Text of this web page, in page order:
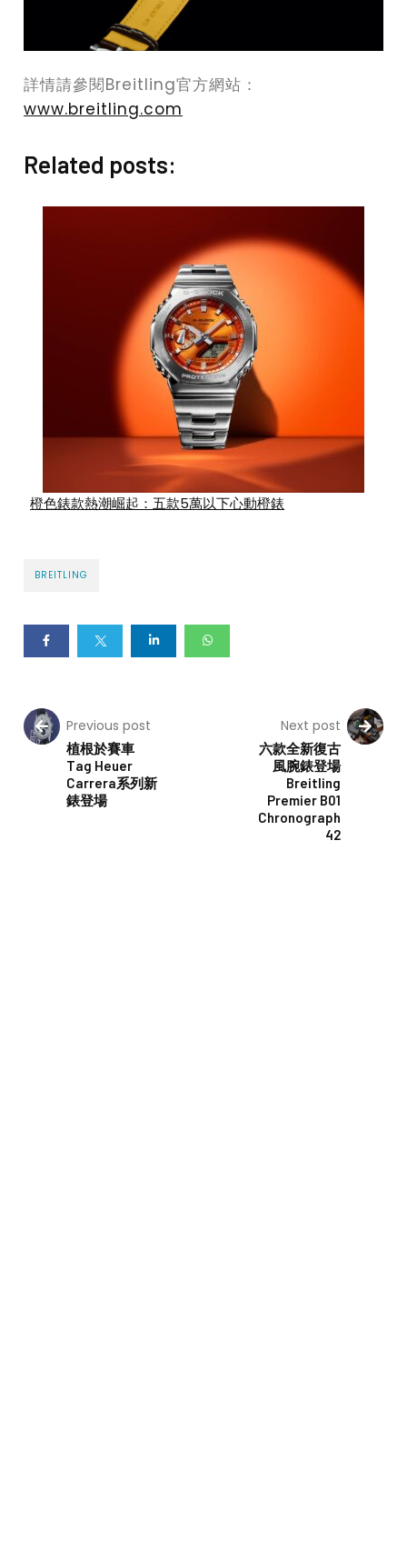
詳情請參閱Breitling官方網站：
www.breitling.com
Related posts:
橙色錶款熱潮崛起：五款5萬以下心動橙錶
BREITLING
Previous post
植根於賽車
Tag Heuer
Carrera系列新
錶登場
Next post
六款全新復古
風腕錶登場
Breitling
Premier B01
Chronograph
42